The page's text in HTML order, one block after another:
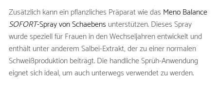
Zusätzlich kann ein pflanzliches Präparat wie das Meno Balance
SOFORT-Spray von Schaebens unterstützen. Dieses Spray
wurde speziell für Frauen in den Wechseljahren entwickelt und
enthält unter anderem Salbei-Extrakt, der zu einer normalen
Schweißproduktion beiträgt. Die handliche Sprüh-Anwendung
eignet sich ideal, um auch unterwegs verwendet zu werden.